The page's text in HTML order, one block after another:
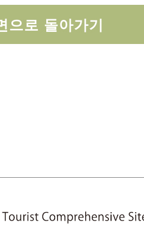
으로 돌아가기